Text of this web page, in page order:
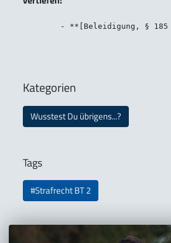
Kategorien
Wusstest Du übrigens...?
Tags
#Strafrecht BT 2